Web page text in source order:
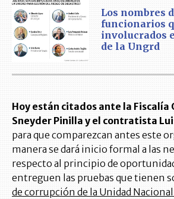
Los nombres
funcionarios
involucrados
de la Ungrd
Hoy están citados ante la Fiscalía
Sneyder Pinilla y el contratista
para que comparezcan antes este
manera se dará inicio formal a las
respecto al principio de
entreguen las pruebas que tienen
de corrupción de la Unidad